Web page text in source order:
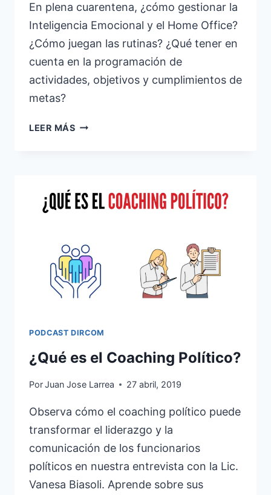
En plena cuarentena, ¿cómo gestionar la
Inteligencia Emocional y el Home Office?
¿Cómo juegan las rutinas? ¿Qué tener en
cuenta en la programación de
actividades, objetivos y cumplimientos de
metas?
LEER MÁSINTELIGENCIA
PODCAST DIRCOM
¿Qué es el Coaching Político?
PorJuan Jose Larrea 27 abril, 2019
Observa cómo el coaching político puede
transformar el liderazgo y la
comunicación de los funcionarios
políticos en nuestra entrevista con la Lic.
Vanesa Biasoli. Aprende sobre sus